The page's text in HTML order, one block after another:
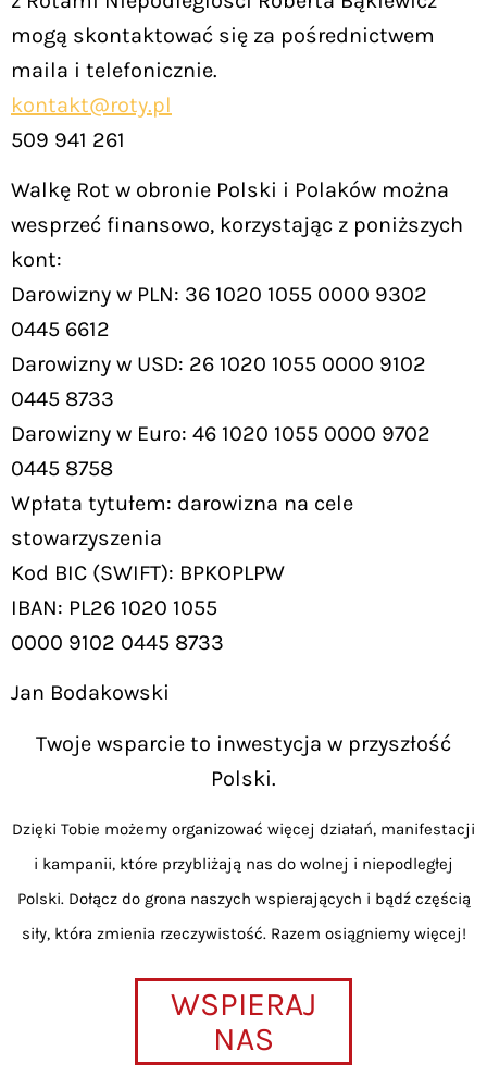
mogą skontaktować się za pośrednictwem
maila i telefonicznie.
kontakt@roty.pl
509 941 261
Walkę Rot w obronie Polski i Polaków można
wesprzeć finansowo, korzystając z poniższych
kont:
Darowizny w PLN: 36 1020 1055 0000 9302
0445 6612
Darowizny w USD: 26 1020 1055 0000 9102
0445 8733
Darowizny w Euro: 46 1020 1055 0000 9702
0445 8758
Wpłata tytułem: darowizna na cele
stowarzyszenia
Kod BIC (SWIFT): BPKOPLPW
IBAN: PL26 1020 1055
0000 9102 0445 8733
Jan Bodakowski
Twoje wsparcie to inwestycja w przyszłość
Polski.
Dzięki Tobie możemy organizować więcej działań, manifestacji
i kampanii, które przybliżają nas do wolnej i niepodległej
Polski. Dołącz do grona naszych wspierających i bądź częścią
siły, która zmienia rzeczywistość. Razem osiągniemy więcej!
WSPIERAJ
NAS